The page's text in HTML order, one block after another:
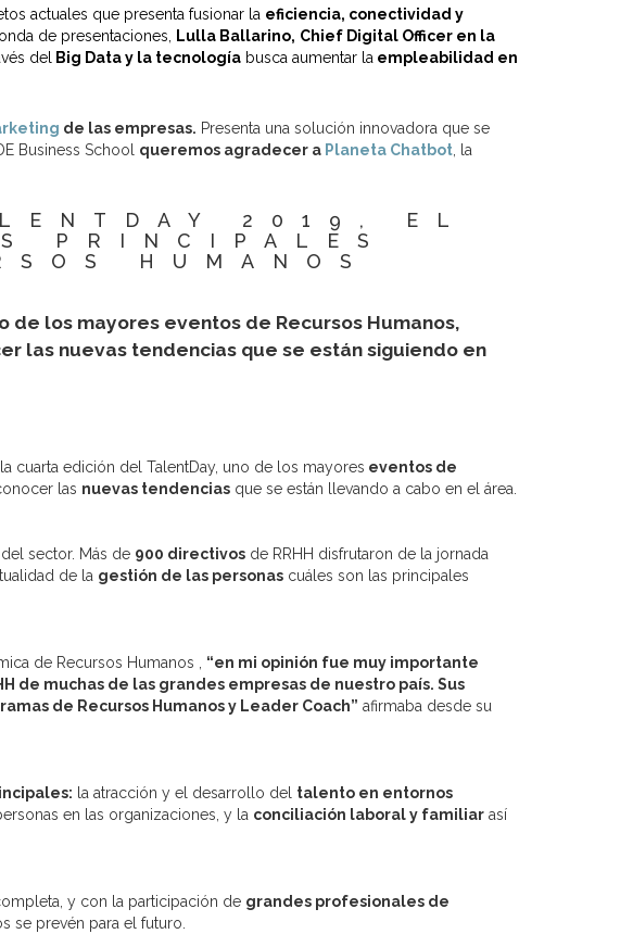
actuales que presenta fusionar la eficiencia, conectividad y
de presentaciones, Lulla Ballarino, Chief Digital Officer en la
del Big Data y la tecnología busca aumentar la empleabilidad en
de las empresas. Presenta una solución innovadora que se
Business School queremos agradecer a Planeta Chatbot, la
2019, EL
PRINCIPALES
HUMANOS
de los mayores eventos de Recursos Humanos,
las nuevas tendencias que se están siguiendo en
cuarta edición del TalentDay, uno de los mayores eventos de
las nuevas tendencias que se están llevando a cabo en el área.
sector. Más de 900 directivos de RRHH disfrutaron de la jornada
de la gestión de las personas cuáles son las principales
de Recursos Humanos , “en mi opinión fue muy importante
de muchas de las grandes empresas de nuestro país. Sus
de Recursos Humanos y Leader Coach” afirmaba desde su
la atracción y el desarrollo del talento en entornos
en las organizaciones, y la conciliación laboral y familiar así
y con la participación de grandes profesionales de
se prevén para el futuro.